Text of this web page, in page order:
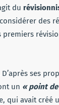
du
des
ses
un « point
qui avait créé